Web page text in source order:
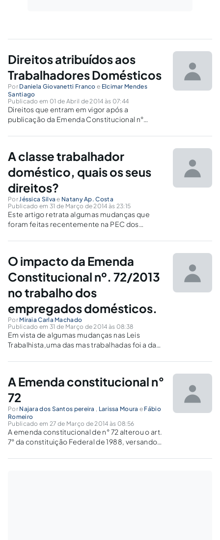
Direitos atribuídos aos
Trabalhadores Domésticos
Por Daniela Giovanetti Franco e Elcimar Mendes
Santiago
Publicado em 01 de Abril de 2014 às 07:44
Direitos que entram em vigor após a
publicação da Emenda Constitucional n°
A classe trabalhador
doméstico, quais os seus
direitos?
PorJéssica Silva e Natany Ap. Costa
Publicado em 31 de Março de 2014 às 23:15
Este artigo retrata algumas mudanças que
foram feitas recentemente na PEC dos
vigor.
O impacto da Emenda
Constitucional nº. 72/2013
no trabalho dos
empregados domésticos.
Por Miraia Carla Machado
Publicado em 31 de Março de 2014 às 08:38
Em vista de algumas mudanças nas Leis
Trabalhista,uma das mas trabalhadas foi a da
estabilidade de vida de qualquer um
estabilizada e um ritmo de vida mais Produtivo.
A Emenda constitucional n°
72
Por Najara dos Santos pereira , Larissa Moura e Fábio
Romeiro
Publicado em 27 de Março de 2014 às 08:56
A emenda constitucional de n° 72 alterou o art.
7° da constituição Federal de 1988, versando
domésticos.